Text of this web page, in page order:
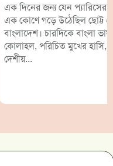
এক দিনের জন্য যেন প্যারিসের
এক কোণে গড়ে উঠেছিল ছোট্ট
বাংলাদেশ। চারদিকে বাংলা
কোলাহল, পরিচিত মুখের হাসি,
দেশীয়...